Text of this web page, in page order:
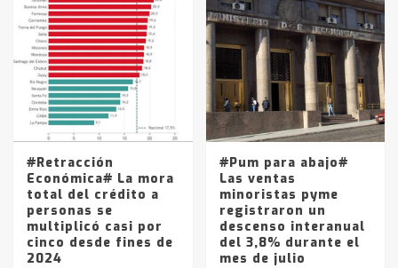
#Retracción
Económica# La mora
total del crédito a
personas se
multiplicó casi por
cinco desde fines de
2024
#Pum para abajo#
Las ventas
minoristas pyme
registraron un
descenso interanual
del 3,8% durante el
mes de julio